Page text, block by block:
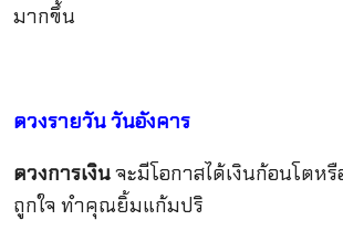
มากขึ้น
ดวงรายวันวันอังคาร
ดวงการเงินจะมีโอกาสได้เงินก้อนโตห
ถูกใจ ทำคุณยิ้มแก้มปริ